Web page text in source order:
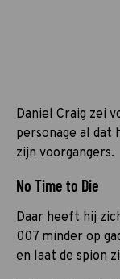
Daniel Craig zei
personage al dat
zijn voorgangers.
No Time to Die
Daar heeft hij
007 minder op
en laat de spion